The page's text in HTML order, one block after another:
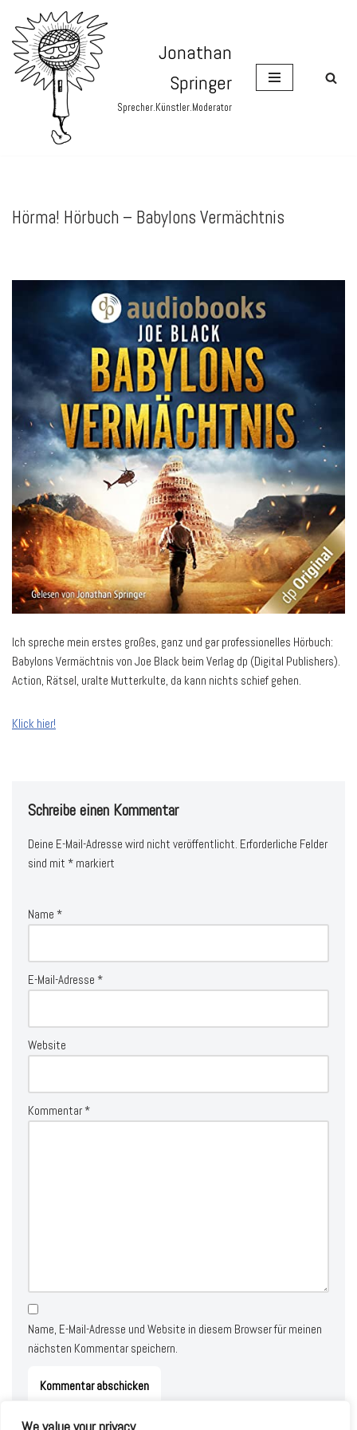
Zum
Inhalt
springen
Jonathan
Springer
Sprecher.Künstler.Moderator
Hörma! Hörbuch – Babylons Vermächtnis
Ich spreche mein erstes großes, ganz und gar professionelles Hörbuch:
Babylons Vermächtnis von Joe Black beim Verlag dp (Digital Publishers).
Action, Rätsel, uralte Mutterkulte, da kann nichts schief gehen.
Klick hier!
Schreibe einen Kommentar
Deine E-Mail-Adresse wird nicht veröffentlicht. Erforderliche Felder
sind mit * markiert
Name *
E-Mail-Adresse *
Website
Kommentar*
Name, E-Mail-Adresse und Website in diesem Browser für meinen
nächsten Kommentar speichern.